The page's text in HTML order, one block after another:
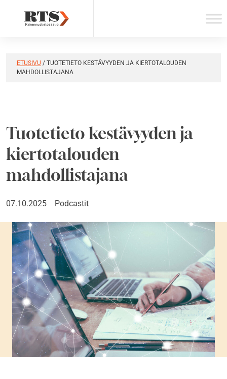
ETUSIVU / TUOTETIETO KESTÄVYYDEN JA KIERTOTALOUDEN
MAHDOLLISTAJANA
Tuotetieto kestävyyden ja
kiertotalouden
mahdollistajana
07.10.2025 Podcastit